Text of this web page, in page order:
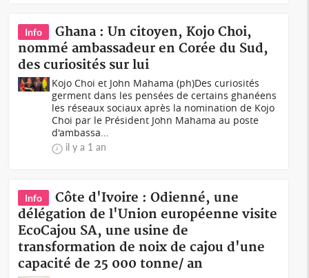
Info
Ghana : Un citoyen, Kojo Choi,
nommé ambassadeur en Corée du Sud,
des curiosités sur lui
Kojo Choi et John Mahama (ph)Des curiosités
germent dans les pensées de certains ghanéens
les réseaux sociaux après la nomination de Kojo
Choi par le Président John Mahama au poste
d'ambassa...
il y a 1 an
Info
Côte d'Ivoire : Odienné, une
délégation de l'Union européenne visite
EcoCajou SA, une usine de
transformation de noix de cajou d'une
capacité de 25 000 tonne/ an